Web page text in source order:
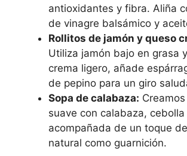
antioxidantes y fibra. Aliña
de vinagre balsámico y
Rollitos de jamón y queso
Utiliza jamón bajo en grasa
crema ligero, añade
de pepino para un giro
Sopa de calabaza:
suave con calabaza,
acompañada de un toque
natural como guarnición.